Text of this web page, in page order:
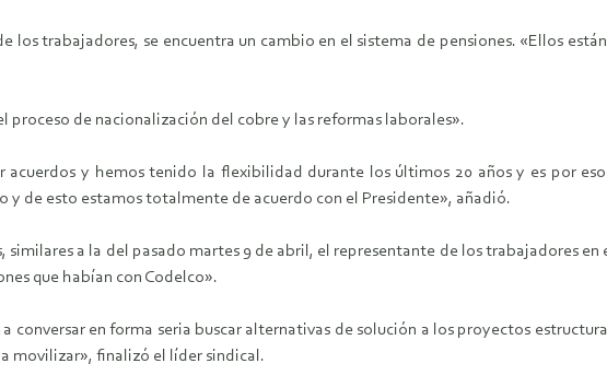
trabajadores, se encuentra un cambio en el sistema de pensiones. «Ellos
proceso de nacionalización del cobre y las reformas laborales».
y hemos tenido la flexibilidad durante los últimos 20 años y es por
y de esto estamos totalmente de acuerdo con el Presidente», añadió.
a la del pasado martes 9 de abril, el representante de los trabajadores
que habían con Codelco».
conversar en forma seria buscar alternativas de solución a los proyectos
movilizar», finalizó el líder sindical.